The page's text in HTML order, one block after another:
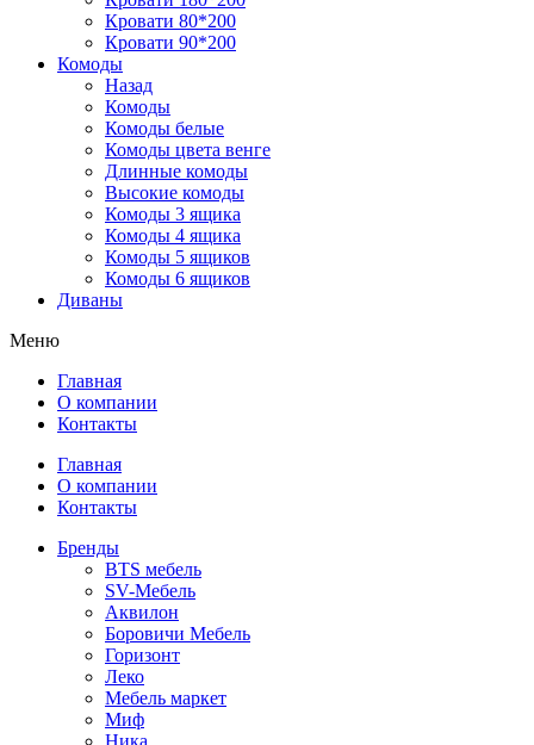
Кровати 80*200
Кровати 90*200
Комоды
Назад
Комоды
Комоды белые
Комоды цвета венге
Длинные комоды
Высокие комоды
Комоды 3 ящика
Комоды 4 ящика
Комоды 5 ящиков
Комоды 6 ящиков
Диваны
Меню
Главная
О компании
Контакты
Главная
О компании
Контакты
Бренды
BTS мебель
SV-Мебель
Аквилон
Боровичи Мебель
Горизонт
Леко
Мебель маркет
Миф
Ника